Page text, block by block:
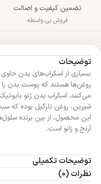
تضمین کیفیت و اصالت
فروش بی واسطه
توضیحات
بسیاری از اسکراب‌های بدن
روغن‌ها هستند که پوست بدن
می‌کنند. اسکراب بدن ژنو
شیرین، روغن نارگیل بوده که
این محصول، از بین برنده
آرنج و زانو است.
توضیحات تکمیلی
نظرات (0)